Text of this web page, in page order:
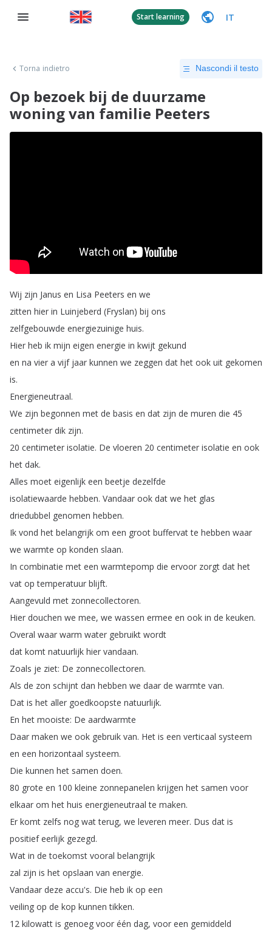
Start learning IT
Torna indietro Nascondi il testo
Op bezoek bij de duurzame
woning van familie Peeters
Wij zijn Janus en Lisa Peeters en we
zitten hier in Luinjeberd (Fryslan) bij ons
zelfgebouwde energiezuinige huis.
Hier heb ik mijn eigen energie in kwijt gekund
en na vier a vijf jaar kunnen we zeggen dat het ook uit gekomen
is.
Energieneutraal.
We zijn begonnen met de basis en dat zijn de muren die 45
centimeter dik zijn.
20 centimeter isolatie. De vloeren 20 centimeter isolatie en ook
het dak.
Alles moet eigenlijk een beetje dezelfde
isolatiewaarde hebben. Vandaar ook dat we het glas
driedubbel genomen hebben.
Ik vond het belangrijk om een groot buffervat te hebben waar
we warmte op konden slaan.
In combinatie met een warmtepomp die ervoor zorgt dat het
vat op temperatuur blijft.
Aangevuld met zonnecollectoren.
Hier douchen we mee, we wassen ermee en ook in de keuken.
Overal waar warm water gebruikt wordt
dat komt natuurlijk hier vandaan.
Zoals je ziet: De zonnecollectoren.
Als de zon schijnt dan hebben we daar de warmte van.
Dat is het aller goedkoopste natuurlijk.
En het mooiste: De aardwarmte
Daar maken we ook gebruik van. Het is een verticaal systeem
en een horizontaal systeem.
Die kunnen het samen doen.
80 grote en 100 kleine zonnepanelen krijgen het samen voor
elkaar om het huis energieneutraal te maken.
Er komt zelfs nog wat terug, we leveren meer. Dus dat is
positief eerlijk gezegd.
Wat in de toekomst vooral belangrijk
zal zijn is het opslaan van energie.
Vandaar deze accu's. Die heb ik op een
veiling op de kop kunnen tikken.
12 kilowatt is genoeg voor één dag, voor een gemiddeld